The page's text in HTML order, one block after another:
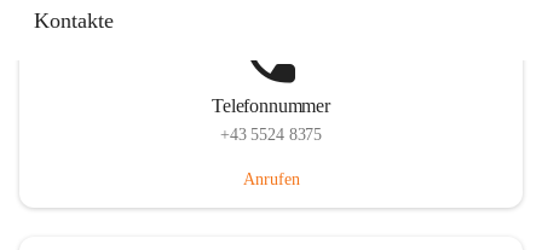
Kontakte
Telefonnummer
+43 5524 8375
Anrufen